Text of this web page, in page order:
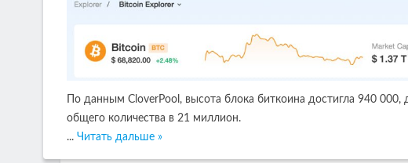
По данным CloverPool, высота блока биткоина достигла 940
общего количества в 21 миллион.
... Читать дальше »